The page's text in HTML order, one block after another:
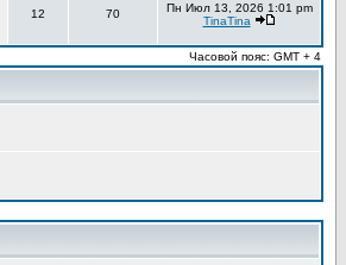
12 70
Пн Июл 13, 2026 1:01 pm
TinaTina
Часовой пояс: GMT + 4